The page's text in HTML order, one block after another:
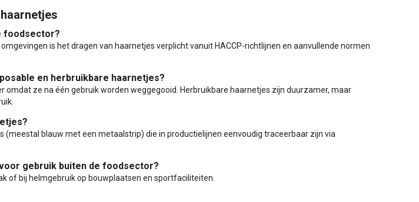
foodsector?
is het dragen van haarnetjes verplicht vanuit HACCP-richtlijnen en aanvullende normen
en herbruikbare haarnetjes?
omdat ze na één gebruik worden weggegooid. Herbruikbare haarnetjes zijn duurzamer, maar
(meestal blauw met een metaalstrip) die in productielijnen eenvoudig traceerbaar zijn via
gebruik buiten de foodsector?
of bij helmgebruik op bouwplaatsen en sportfaciliteiten.